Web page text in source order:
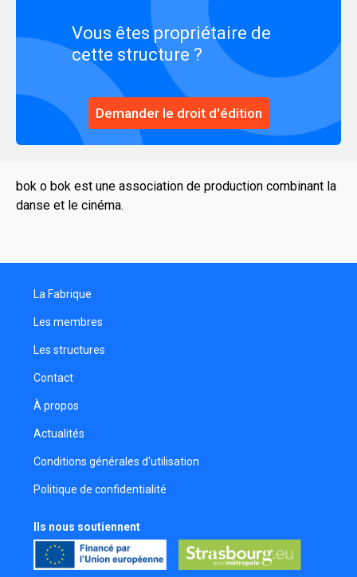
bok o bok est une association de production combinant la
danse et le cinéma.
Vous êtes propriétaire de
cette structure ?
Demander le droit d'édition
La Fabrique
Les membres
Les structures
Contact
À propos
Actualités
Conditions générales d'utilisation
Politique de confidentialité
Ils nous soutiennent